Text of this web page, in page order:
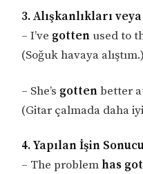
3. Alışkanlıkları
– I’ve gotten used to
(Soğuk havaya alıştım.)
– She’s gottenbetter
(Gitar çalmada daha
4. Yapılan İşin
– The problemhas